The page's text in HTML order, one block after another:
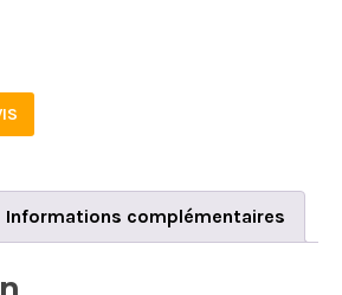
Informations complémentaires